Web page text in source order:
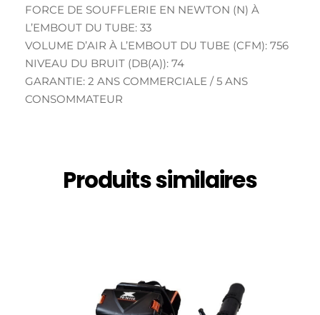
FORCE DE SOUFFLERIE EN NEWTON (N) À
L’EMBOUT DU TUBE: 33
VOLUME D’AIR À L’EMBOUT DU TUBE (CFM): 756
NIVEAU DU BRUIT (DB(A)): 74
GARANTIE: 2 ANS COMMERCIALE / 5 ANS
CONSOMMATEUR
Produits similaires